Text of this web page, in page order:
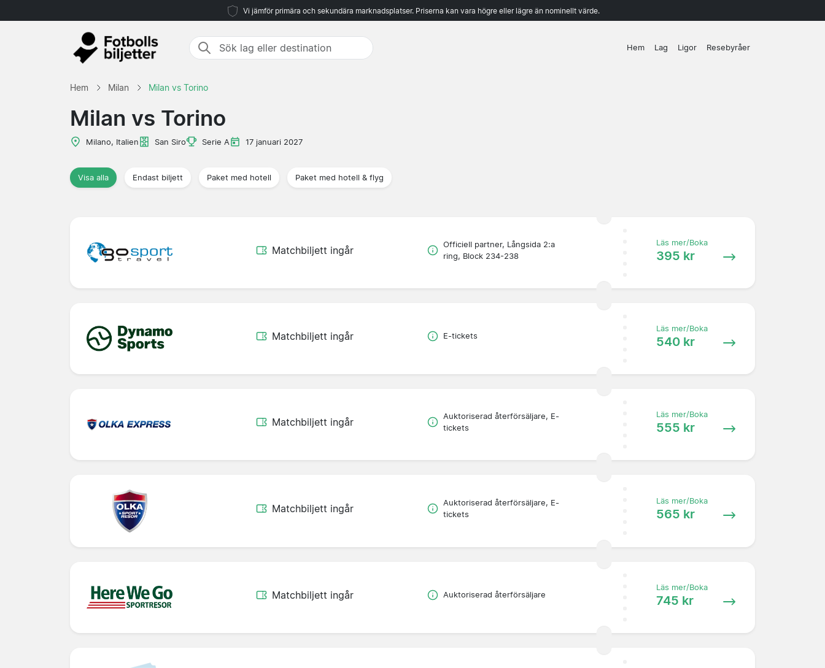
Vi jämför primära och sekundära marknadsplatser. Priserna kan vara högre eller lägre än nominellt värde.
Hem Lag Ligor Resebyråer
Hem Milan Milan vs Torino
Milan vs Torino
Milano, Italien San Siro Serie A 17 januari 2027
Visa alla Endast biljett Paket med hotell Paket med hotell & flyg
Matchbiljett ingår
Officiell partner, Långsida 2:a
ring, Block 234-238
Läs mer/Boka
395 kr
Matchbiljett ingår E-tickets
Läs mer/Boka
540 kr
Matchbiljett ingår
Auktoriserad återförsäljare, E-
tickets
Läs mer/Boka
555 kr
Matchbiljett ingår
Auktoriserad återförsäljare, E-
tickets
Läs mer/Boka
565 kr
Matchbiljett ingår Auktoriserad återförsäljare
Läs mer/Boka
745 kr